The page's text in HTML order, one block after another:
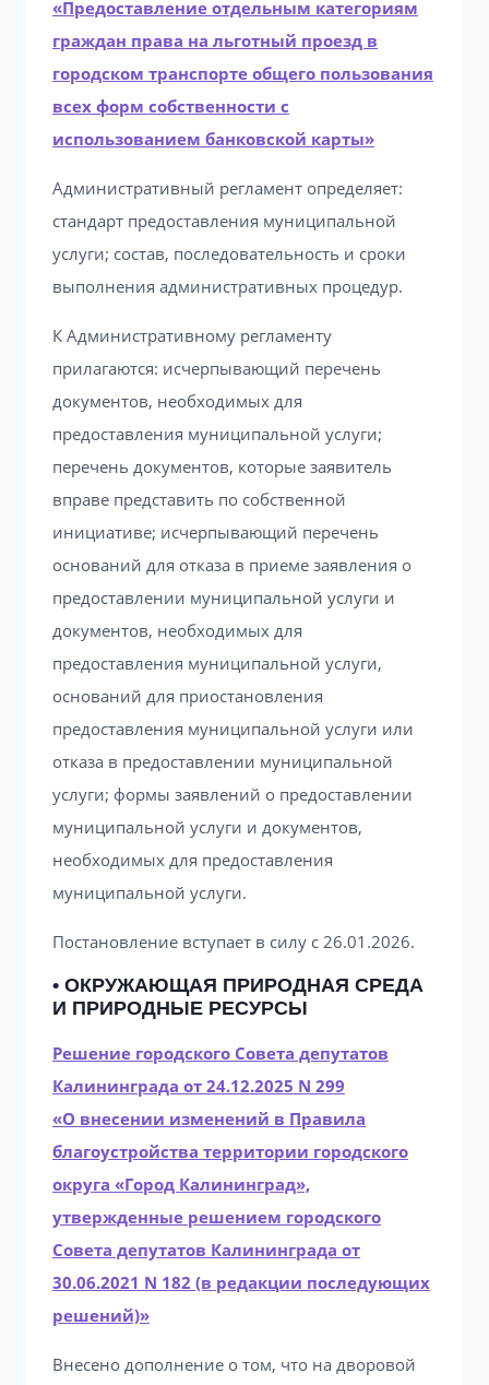
«Предоставление отдельным категориям
граждан права на льготный проезд в
городском транспорте общего пользования
всех форм собственности с
использованием банковской карты»
Административный регламент определяет:
стандарт предоставления муниципальной
услуги; состав, последовательность и сроки
выполнения административных процедур.
К Административному регламенту
прилагаются: исчерпывающий перечень
документов, необходимых для
предоставления муниципальной услуги;
перечень документов, которые заявитель
вправе представить по собственной
инициативе; исчерпывающий перечень
оснований для отказа в приеме заявления о
предоставлении муниципальной услуги и
документов, необходимых для
предоставления муниципальной услуги,
оснований для приостановления
предоставления муниципальной услуги или
отказа в предоставлении муниципальной
услуги; формы заявлений о предоставлении
муниципальной услуги и документов,
необходимых для предоставления
муниципальной услуги.
Постановление вступает в силу с 26.01.2026.
• ОКРУЖАЮЩАЯ ПРИРОДНАЯ СРЕДА
И ПРИРОДНЫЕ РЕСУРСЫ
Решение городского Совета депутатов
Калининграда от 24.12.2025 N 299
«О внесении изменений в Правила
благоустройства территории городского
округа «Город Калининград»,
утвержденные решением городского
Совета депутатов Калининграда от
30.06.2021 N 182 (в редакции последующих
решений)»
Внесено дополнение о том, что на дворовой